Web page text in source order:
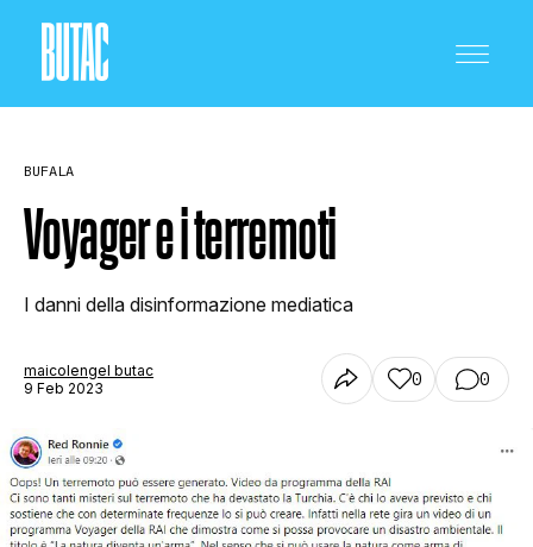
CRONACA E POLITICA
SCIENZA E TECNOLOGIA
SALUTE E MEDICINA
BUFALA
Voyager e i terremoti
I danni della disinformazione mediatica
maicolengel butac
9 Feb 2023
0 0